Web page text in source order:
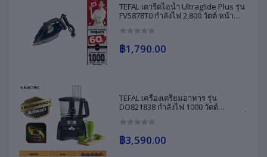
TEFAL เตารีดไอน้ำ Ultraglide Plus รุ่น
FV5878T0 กำลังไฟ 2,800 วัตต์ หน้า
น้ำหยด ระบบตัดไฟอัตโนมัติ รับประกัน
2 ปี
฿1,790.00
TEFAL เครื่องเตรียมอาหาร รุ่น
DO821838 กำลังไฟ 1000 วัตต์
แข็งแกร่งและทรงพลังที่สุด ของแท้ รับ
ประกันศูนย์ 2 ปี
฿3,590.00